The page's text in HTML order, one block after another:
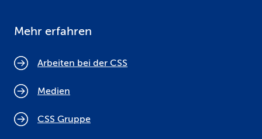
Mehr erfahren
Arbeiten bei der CSS
Medien
CSS Gruppe